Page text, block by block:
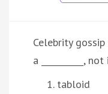
Celebrity
a __________,
tabloid